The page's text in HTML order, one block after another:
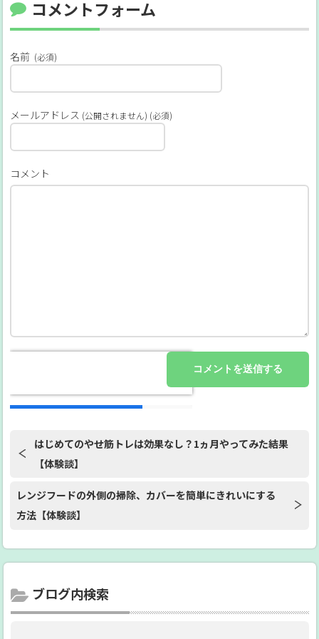
コメントフォーム
名前 (必須)
メールアドレス (公開されません) (必須)
コメント
はじめてのやせ筋トレは効果なし？1ヵ月やってみた結果
【体験談】
レンジフードの外側の掃除、カバーを簡単にきれいにする
方法【体験談】
ブログ内検索